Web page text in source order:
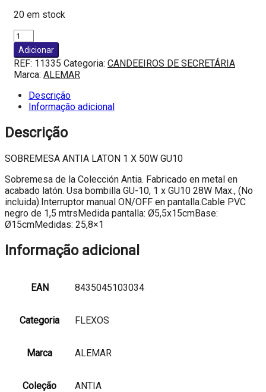
20 em stock
Quantidade
de
SOBREMESA
ANTIA
LATON
X
50W
Adicionar
REF: 11335 Categoria: CANDEEIROS DE SECRETÁRIA
Marca: ALEMAR
Descrição
Informação adicional
Descrição
SOBREMESA ANTIA LATON 1 X 50W GU10
Sobremesa de la Colección Antia. Fabricado en metal en
acabado latón. Usa bombilla GU-10, 1 x GU10 28W Max., (No
incluida).Interruptor manual ON/OFF en pantalla.Cable PVC
negro de 1,5 mtrsMedida pantalla: Ø5,5x15cmBase:
Ø15cmMedidas: 25,8×1
Informação adicional
EAN 8435045103034
Categoria FLEXOS
Marca ALEMAR
Coleção ANTIA